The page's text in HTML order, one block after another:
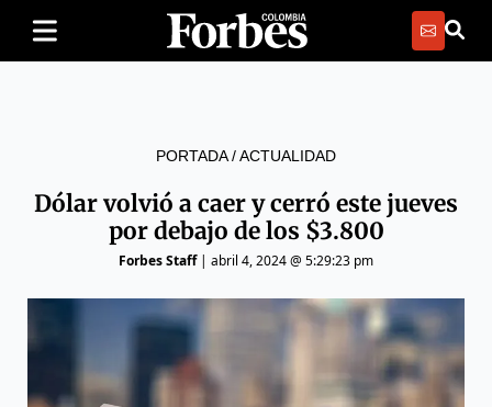
PORTADA/ACTUALIDAD
Dólar volvió a caer y cerró este jueves
por debajo de los $3.800
Forbes Staff| abril 4, 2024 @ 5:29:23 pm